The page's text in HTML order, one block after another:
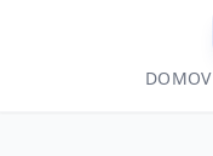
DOMOV